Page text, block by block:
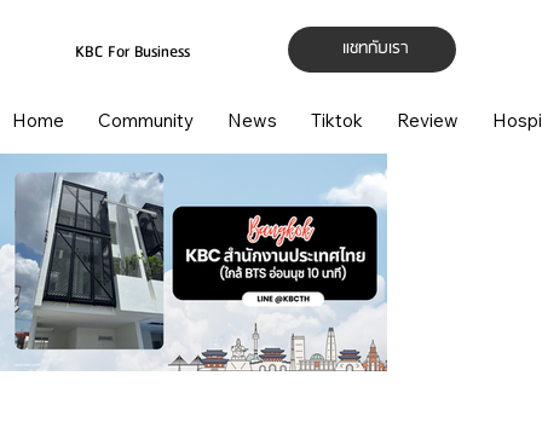
แชทกับเรา
KBC For Business
Home Community News Tiktok Review